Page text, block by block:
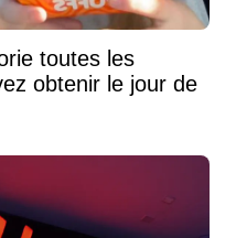
toutes les
obtenir le jour de